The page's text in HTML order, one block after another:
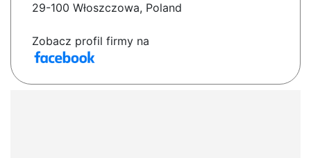
29-100 Włoszczowa, Poland
Zobacz profil firmy na